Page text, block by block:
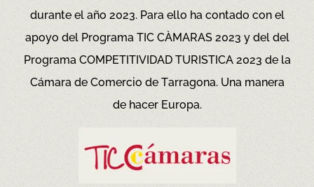
durante el año 2023. Para ello ha contado con el
apoyo del Programa TIC CÀMARAS 2023 y del del
Programa COMPETITIVIDAD TURISTICA 2023 de la
Cámara de Comercio de Tarragona. Una manera
de hacer Europa.